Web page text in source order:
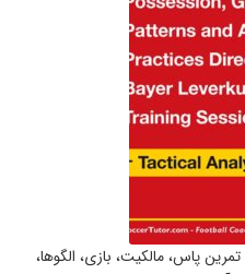
خرید آنلاین کتاب ژابی آلونسو - 82 تمرین پاس، مالکیت، بازی، الگوها،